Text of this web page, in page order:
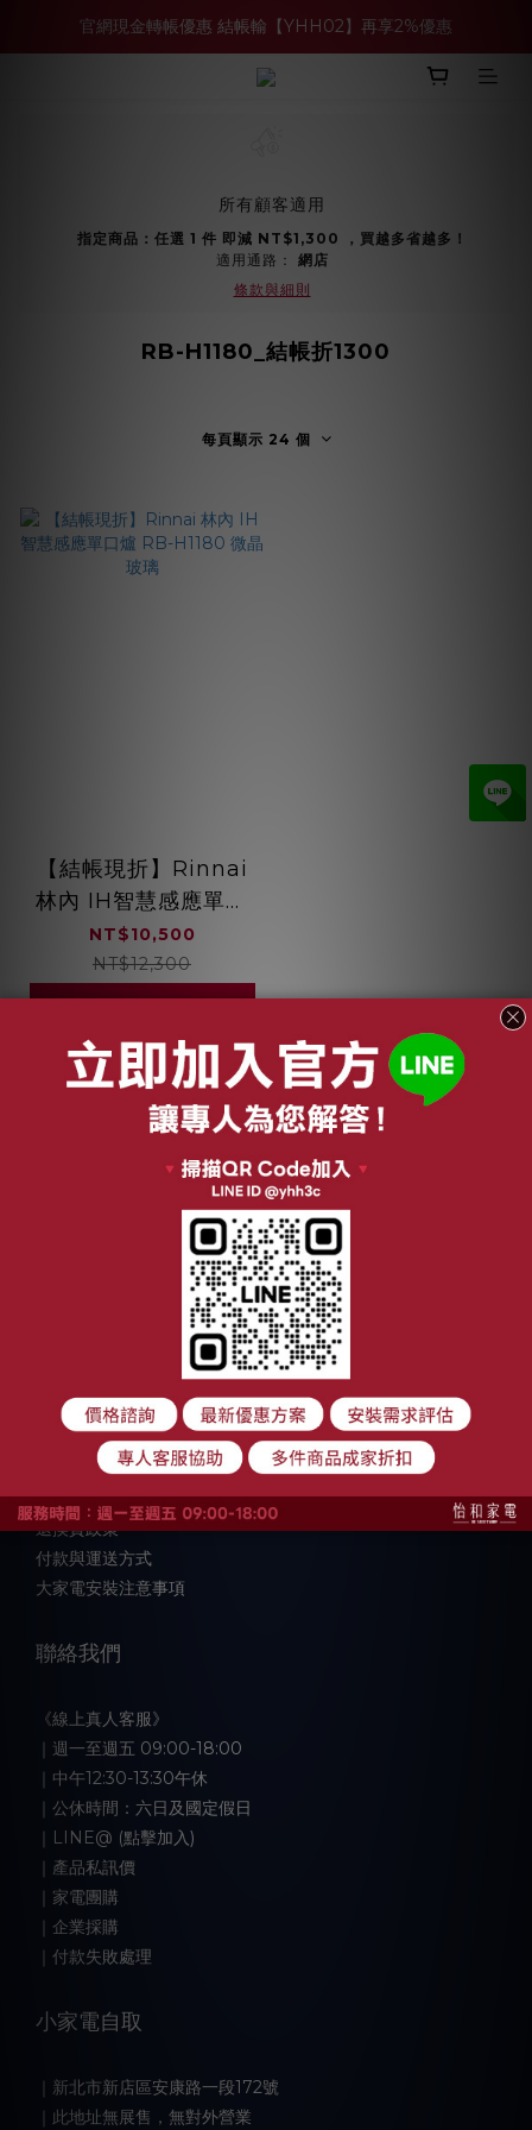
買多件家電找強老闆，比百貨公司更划算 >>
官網現金轉帳優惠 結帳輸【YHH02】再享2%優惠
買多件家電找強老闆，比百貨公司更划算 >>
所有顧客適用
指定商品：任選 1 件 即減 NT$1,300 ，買越多省越多！
適用通路： 網店
條款與細則
RB-H1180_結帳折1300
每頁顯示 24 個
【結帳現折】Rinnai
林內 IH智慧感應單口
爐 RB-H1180 微晶玻
璃
NT$10,500
NT$12,300
顧客服務
購物須知
退換貨政策
付款與運送方式
大家電安裝注意事項
聯絡我們
《線上真人客服》
｜週一至週五 09:00-18:00
｜中午12:30-13:30午休
｜公休時間：六日及國定假日
｜LINE@ (點擊加入)
｜產品私訊價
｜家電團購
｜企業採購
｜付款失敗處理
小家電自取
｜新北市新店區安康路一段172號
｜此地址無展售，無對外營業